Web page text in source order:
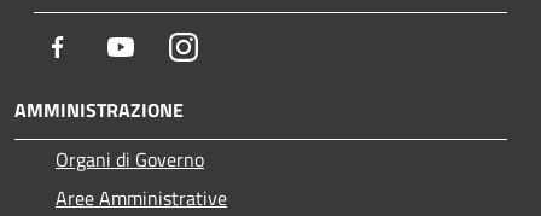
Facebook YoutubeInstagram
AMMINISTRAZIONE
Organi di Governo
Aree Amministrative